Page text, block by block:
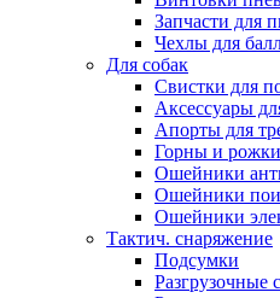
Запчасти для
Чехлы для
Для собак
Свистки для
Аксессуары
Апорты для
Горны и
Ошейники
Ошейники
Ошейники
Тактич. снаряжение
Подсумки
Разгрузочные